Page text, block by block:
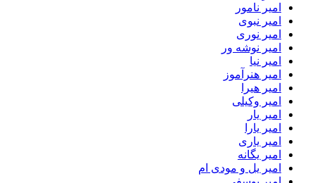
امیر نامور
امیر نبوی
امیر نوری
امیر نوشه ور
امیر نیا
امیر هنرآموز
امیر هیرا
امیر وکیلی
امیر یار
امیر یارا
امیر یاری
امیر یگانه
امیر یل و مودی ام